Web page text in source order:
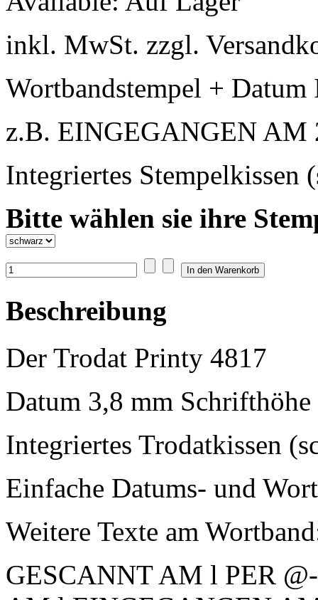
inkl. MwSt. zzgl.
Wortbandstempel +
z.B. EINGEGANGEN AM
Integriertes Stempelkissen
Bitte wählen sie ihre
Beschreibung
Der Trodat Printy 4817
Datum 3,8 mm Schrifthöhe
Integriertes Trodatkissen
Einfache Datums- und
Weitere Texte am
GESCANNT AM l PER